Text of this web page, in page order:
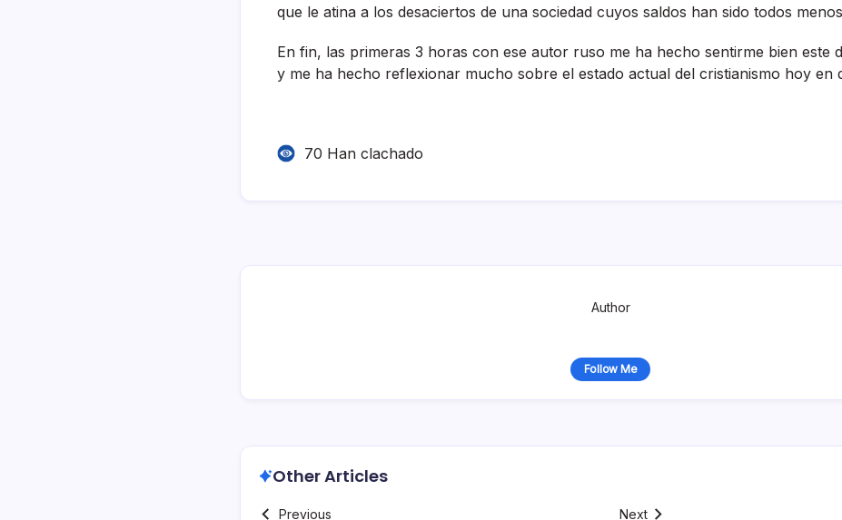
que le atina a los desaciertos de una sociedad cuyos saldos han sido todos
En fin, las primeras 3 horas con ese autor ruso me ha hecho sentirme bien este
y me ha hecho reflexionar mucho sobre el estado actual del cristianismo hoy en
70 Han clachado
Author
Follow Me
Other Articles
Previous Next